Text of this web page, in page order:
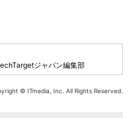
ジャパン編集部
© ITmedia, Inc. All Rights Reserved.